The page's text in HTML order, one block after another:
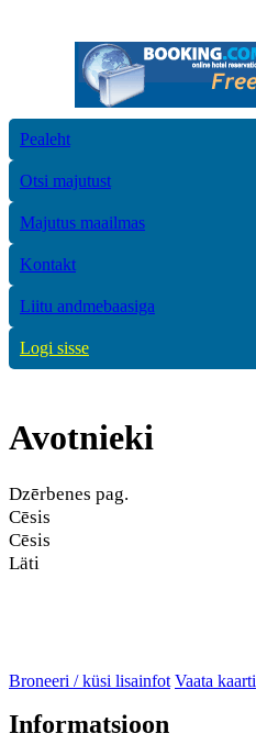
Pealeht
Otsi majutust
Majutus maailmas
Kontakt
Liitu andmebaasiga
Logi sisse
Avotnieki
Dzērbenes pag.
Cēsis
Cēsis
Läti
Broneeri / küsi lisainfot Vaata kaarti
Informatsioon